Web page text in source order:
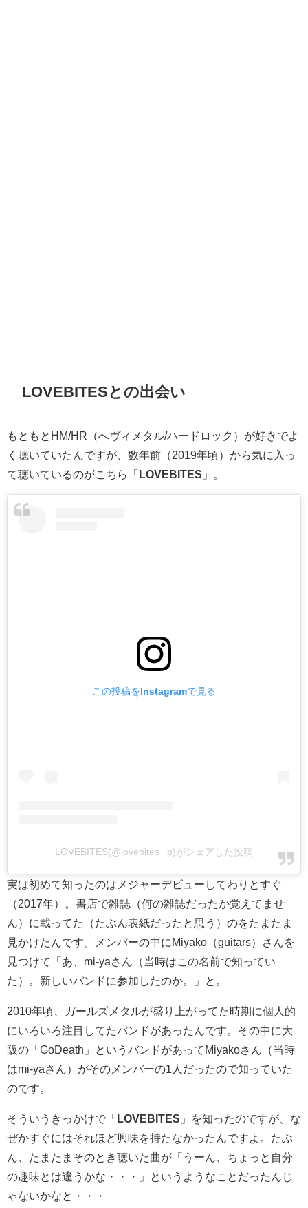
LOVEBITESとの出会い
もともとHM/HR（へヴィメタル/ハードロック）が好きでよ
く聴いていたんですが、数年前（2019年頃）から気に入っ
て聴いているのがこちら「
LOVEBITES 」。
この投稿をInstagramで見る
LOVEBITES(@lovebites_jp)がシェアした投稿
実は初めて知ったのはメジャーデビューしてわりとすぐ
（2017年）。書店で雑誌（何の雑誌だったか覚えてませ
ん）に載ってた（たぶん表紙だったと思う）のをたまたま
見かけたんです。メンバーの中にMiyako（guitars）さんを
見つけて「あ、mi-yaさん（当時はこの名前で知ってい
た）。新しいバンドに参加したのか。」と。
2010年頃、ガールズメタルが盛り上がってた時期に個人的
にいろいろ注目してたバンドがあったんです。その中に大
阪の「GoDeath」というバンドがあってMiyakoさん（当時
はmi-yaさん）がそのメンバーの1人だったので知っていた
のです。
そういうきっかけで「 LOVEBITES 」を知ったのですが、な
ぜかすぐにはそれほど興味を持たなかったんですよ。たぶ
ん、たまたまそのとき聴いた曲が「うーん、ちょっと自分
の趣味とは違うかな・・・」というようなことだったんじ
ゃないかなと・・・